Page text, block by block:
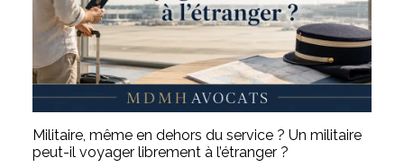
Militaire, même en dehors du service ? Un militaire
peut-il voyager librement à l’étranger ?